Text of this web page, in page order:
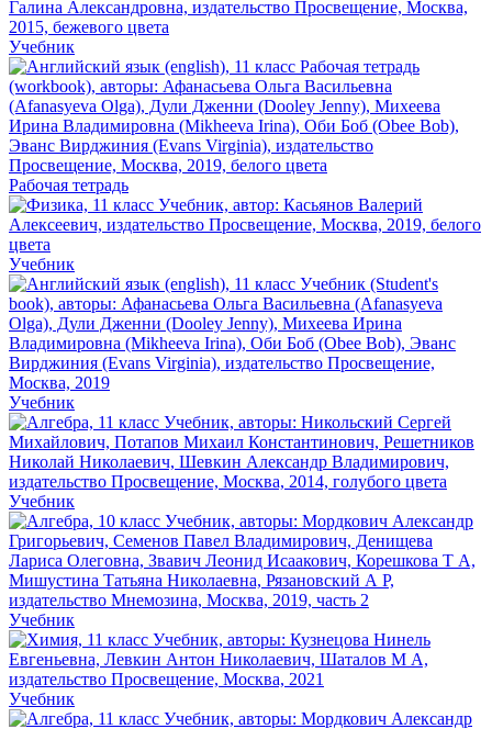
Учебник
Рабочая тетрадь
Учебник
Учебник
Учебник
Учебник
Учебник